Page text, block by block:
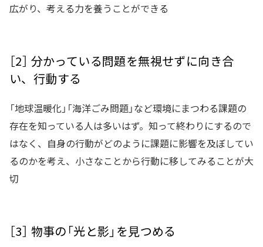
広がり、考える力を養うことができる
［2］ 分かっている問題を無視せずに向き合
い、行動する
「地球温暖化」「海洋ごみ問題」など環境にまつわる課題の
存在を知っている人は多いはず。知って終わりにするので
はなく、自身の行動がどのように課題に影響を及ぼしてい
るのかを考え、小さなことから行動に移してみることが大
切
［3］ 物事の「光と影」を見つめる